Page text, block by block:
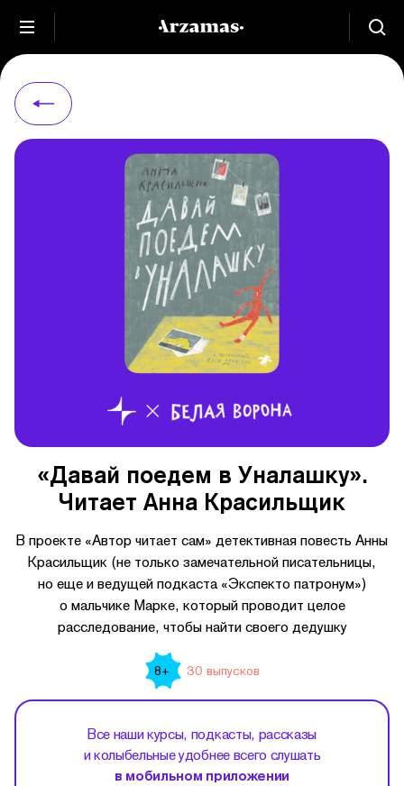
«Давай поедем в Уналашку».
Читает Анна Красильщик
В проекте «Автор читает сам» детективная повесть Анны
Красильщик (не только замечательной писательницы,
но еще и ведущей подкаста «Экспекто патронум»)
о мальчике Марке, который проводит целое
расследование, чтобы найти своего дедушку
8+ 30 выпусков
Все наши курсы, подкасты, рассказы
и колыбельные удобнее всего слушать
в мобильном приложении